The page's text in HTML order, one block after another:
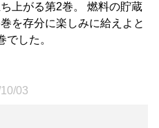
上がる第2巻。 燃料の貯蔵
を存分に楽しみに給えよと
でした。
03